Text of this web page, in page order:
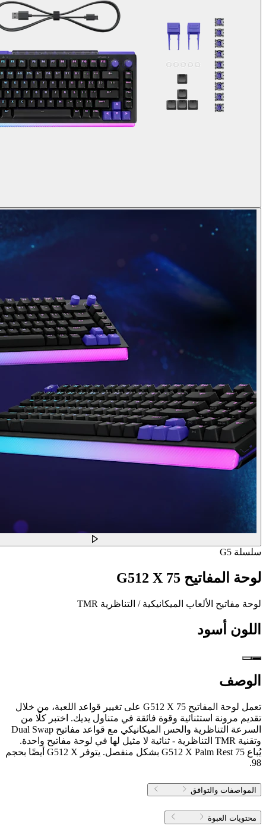
سلسلة G5
لوحة المفاتيح G512 X 75
لوحة مفاتيح الألعاب الميكانيكية / التناظرية TMR
اللون أسود
الوصف
تعمل لوحة المفاتيح G512 X 75 على تغيير قواعد اللعبة، من خلال
تقديم مرونة استثنائية وقوة فائقة في متناول يديك. اختبر كلًا من
السرعة التناظرية والحس الميكانيكي مع قواعد مفاتيح Dual Swap
وتقنية TMR التناظرية - ثنائية لا مثيل لها في لوحة مفاتيح واحدة.
يُباع G512 X Palm Rest 75 بشكل منفصل. يتوفر G512 X أيضًا بحجم
98.
المواصفات والتوافق
محتويات العبوة